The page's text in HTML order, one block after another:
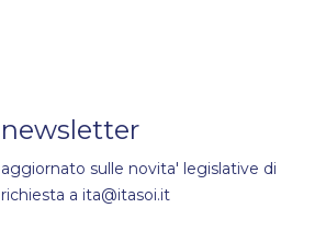
sulle novita' legislative di
a ita@itasoi.it